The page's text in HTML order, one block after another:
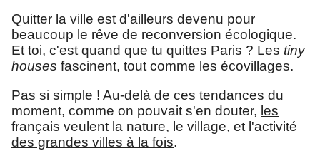
Quitter la ville est d'ailleurs devenu pour
beaucoup le rêve de reconversion écologique.
Et toi, c'est quand que tu quittes Paris ? Les tiny
houses fascinent, tout comme les écovillages.
Pas si simple ! Au-delà de ces tendances du
moment, comme on pouvait s'en douter, les
français veulent la nature, le village, et l'activité
des grandes villes à la fois.